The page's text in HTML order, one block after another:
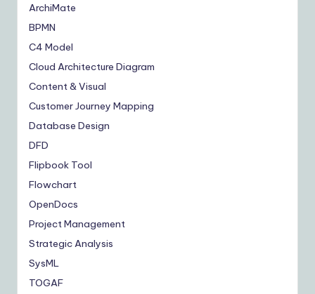
ArchiMate
BPMN
C4 Model
Cloud Architecture Diagram
Content & Visual
Customer Journey Mapping
Database Design
DFD
Flipbook Tool
Flowchart
OpenDocs
Project Management
Strategic Analysis
SysML
TOGAF